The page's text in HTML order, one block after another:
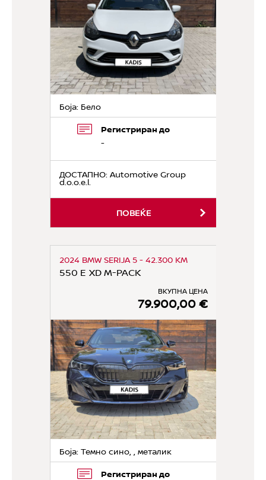
Боја: Бело
Регистриран до
-
ДОСТАПНО: Automotive Group
d.o.o.e.l.
ПОВЕЌЕ
2024 BMW SERIJA 5 - 42.300 KM
550 E XD M-PACK
ВКУПНА ЦЕНА
79.900,00 €
Боја: Темно сино, , металик
Регистриран до